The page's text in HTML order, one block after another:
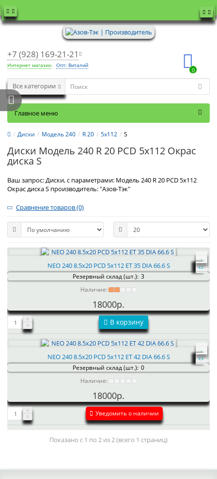
+7 (928) 169-21-21
Интернет магазин Опт: Виталий
0
Все категории
Главное меню
Диски Модель 240 R 20 5x112 S
Диски Модель 240 R 20 PCD 5x112 Окрас
диска S
Ваш запрос: Диски, с параметрами: Модель 240 R 20 PCD 5x112
Окрас диска S производитель: "Азов-Тэк"
Сравнение товаров (0)
NEO 240 8.5x20 PCD 5x112 ET 35 DIA 66.6 S
Резервный склад (шт.): 3
Наличие:
18000р.
В корзину
NEO 240 8.5x20 PCD 5x112 ET 42 DIA 66.6 S
Резервный склад (шт.): 0
Наличие:
18000р.
Уведомить о наличии
Показано с 1 по 2 из 2 (всего 1 страниц)